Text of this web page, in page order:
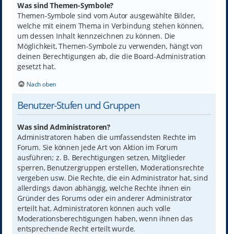
Was sind Themen-Symbole?
Themen-Symbole sind vom Autor ausgewählte Bilder,
welche mit einem Thema in Verbindung stehen können,
um dessen Inhalt kennzeichnen zu können. Die
Möglichkeit, Themen-Symbole zu verwenden, hängt von
deinen Berechtigungen ab, die die Board-Administration
gesetzt hat.
Nach oben
Benutzer-Stufen und Gruppen
Was sind Administratoren?
Administratoren haben die umfassendsten Rechte im
Forum. Sie können jede Art von Aktion im Forum
ausführen; z. B. Berechtigungen setzen, Mitglieder
sperren, Benutzergruppen erstellen, Moderationsrechte
vergeben usw. Die Rechte, die ein Administrator hat, sind
allerdings davon abhängig, welche Rechte ihnen ein
Gründer des Forums oder ein anderer Administrator
erteilt hat. Administratoren können auch volle
Moderationsberechtigungen haben, wenn ihnen das
entsprechende Recht erteilt wurde.